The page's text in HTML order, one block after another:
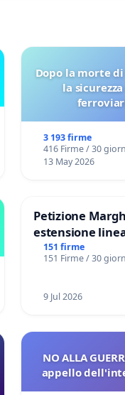
Dopo la morte
la
3 193 firme
416 Firme / 30
13 May 2026
Petizione
estensione
Marghera P.zza
all'aeroporto
151 firme
151 Firme / 30
9 Jul 2026
NO ALLA
appello